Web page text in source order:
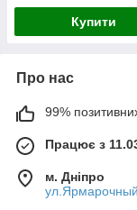
Купити
Про нас
99%
Працює з
м. Дніпро
ул.Ярмарочный